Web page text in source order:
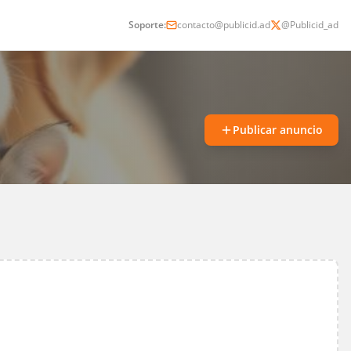
Soporte: contacto@publicid.ad @Publicid_ad
Publicar anuncio